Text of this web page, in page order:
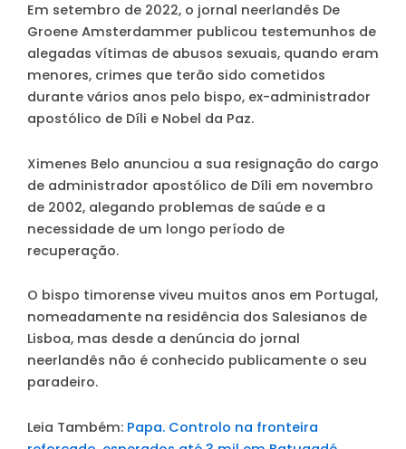
Em setembro de 2022, o jornal neerlandês De
Groene Amsterdammer publicou testemunhos de
alegadas vítimas de abusos sexuais, quando eram
menores, crimes que terão sido cometidos
durante vários anos pelo bispo, ex-administrador
apostólico de Díli e Nobel da Paz.
Ximenes Belo anunciou a sua resignação do cargo
de administrador apostólico de Díli em novembro
de 2002, alegando problemas de saúde e a
necessidade de um longo período de
recuperação.
O bispo timorense viveu muitos anos em Portugal,
nomeadamente na residência dos Salesianos de
Lisboa, mas desde a denúncia do jornal
neerlandês não é conhecido publicamente o seu
paradeiro.
Leia Também: Papa. Controlo na fronteira